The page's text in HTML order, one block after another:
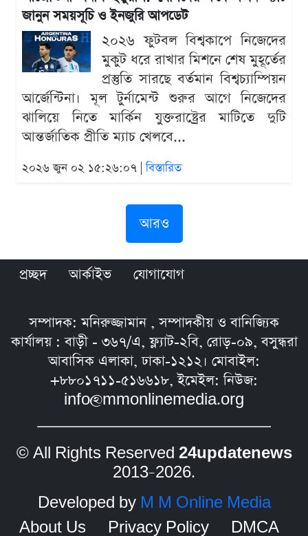
জানুন সময়সূচি ও ইনজুরি আপডেট
২০২৬ ফুটবল বিশ্বকাপে নিজেদের
মুকুট ধরে রাখার মিশনে শেষ মুহূর্তের
প্রস্তুতি সারছে বর্তমান বিশ্বচ্যাম্পিয়ন
আর্জেন্টিনা। মূল টুর্নামেন্ট শুরুর আগে নিজেদের
ঝালিয়ে নিতে মার্কিন যুক্তরাষ্ট্রের মাটিতে দুটি
আন্তর্জাতিক প্রীতি ম্যাচ খেলবে...
২০২৬ জুন ০২ ১৫:২৬:০৭ |বিস্তারিত
আরও
প্রচ্ছদ আর্কাইভ যোগাযোগ
সম্পাদক: মনিরুজ্জামান , সম্পাদকীয় ও বানিজ্যিক
কার্যালয় : বাড়ী - ৩৬৭/এ, ফ্ল্যাট-২বি, রোড়-০৯, বসুন্ধরা
আবাসিক এলাকা, ঢাকা-১২১২। মোবাইল:
+৮৮০১৭১১-৫১৬৬১৮, ইমেইল: নিউজ:
info@mmonlinemedia.org
© All Rights Reserved 24updatenews
2013–2026.
Developed by M M Online Media
About Us
Privacy Policy DMCA